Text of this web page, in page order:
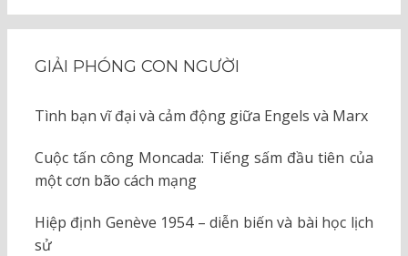
GIẢI PHÓNG CON NGƯỜI
Tình bạn vĩ đại và cảm động giữa Engels và Marx
Cuộc tấn công Moncada: Tiếng sấm đầu tiên của
một cơn bão cách mạng
Hiệp định Genève 1954 – diễn biến và bài học lịch
sử